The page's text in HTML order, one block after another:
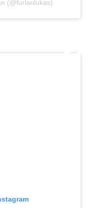
(@furlanlukas)